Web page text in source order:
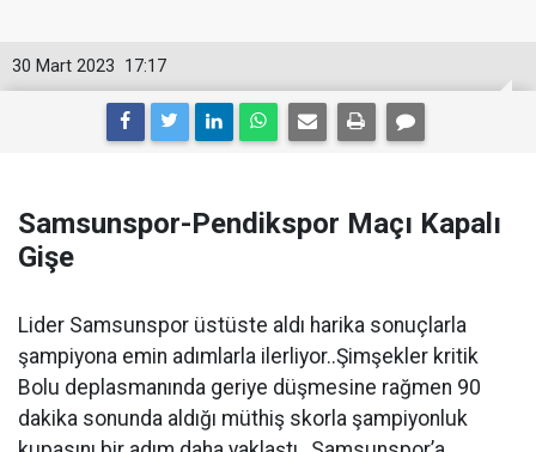
17:17
30 Mart 2023
Samsunspor-Pendikspor Maçı Kapalı
Gişe
Lider Samsunspor üstüste aldı harika sonuçlarla
şampiyona emin adımlarla ilerliyor..Şimşekler kritik
Bolu deplasmanında geriye düşmesine rağmen 90
dakika sonunda aldığı müthiş skorla şampiyonluk